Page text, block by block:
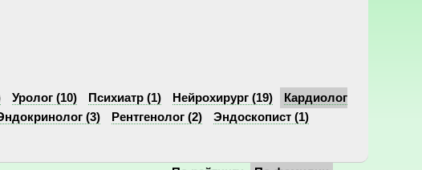
Уролог (10) Психиатр (1) Нейрохирург (19)
Кардиолог
(3) Рентгенолог (2)
Эндоскопист (1)